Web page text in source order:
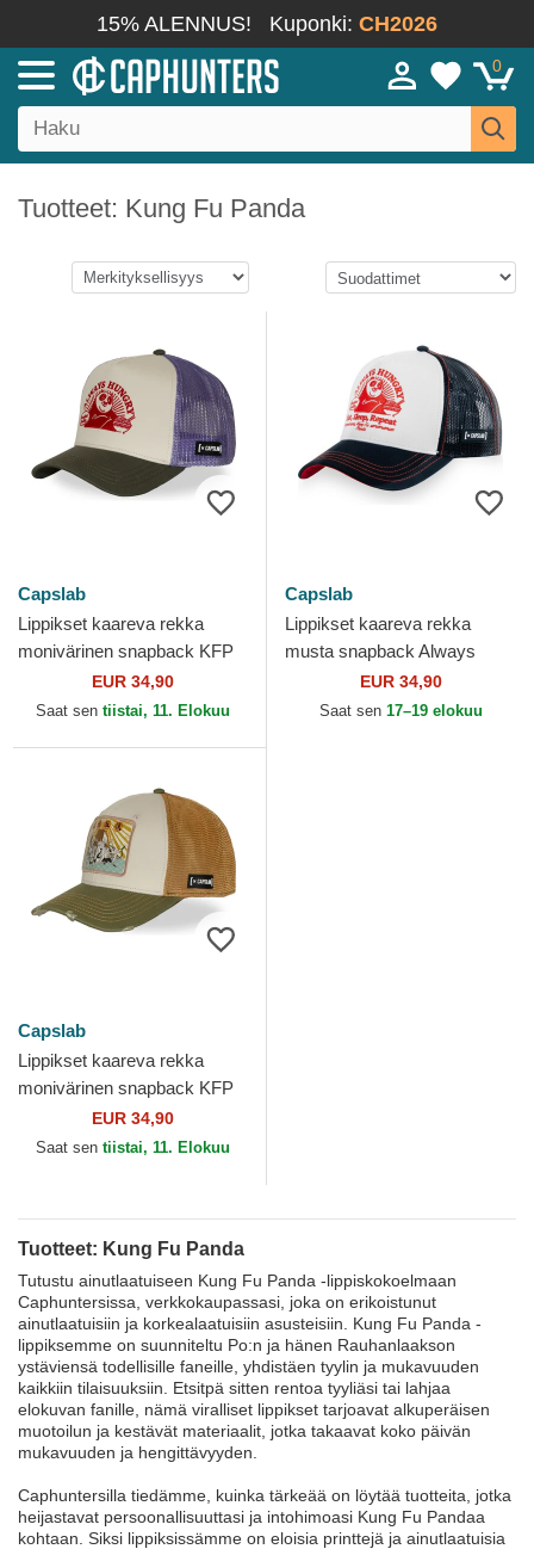
15% ALENNUS! Kuponki: CH2026
0
Tuotteet: Kung Fu Panda
Capslab
Lippikset kaareva rekka
monivärinen snapback KFP
FFU Po Kung Fu Panda
Capslab
EUR 34,90
Saat sen tiistai, 11. Elokuu
Capslab
Lippikset kaareva rekka
musta snapback Always
Hungry KFP TAKB Po Kung
Fu Panda Capslab
EUR 34,90
Saat sen 17–19 elokuu
Capslab
Lippikset kaareva rekka
monivärinen snapback KFP
DRA Kung Fu Panda
Capslab
EUR 34,90
Saat sen tiistai, 11. Elokuu
Tuotteet: Kung Fu Panda
Tutustu ainutlaatuiseen Kung Fu Panda -lippiskokoelmaan
Caphuntersissa, verkkokaupassasi, joka on erikoistunut
ainutlaatuisiin ja korkealaatuisiin asusteisiin. Kung Fu Panda -
lippiksemme on suunniteltu Po:n ja hänen Rauhanlaakson
ystäviensä todellisille faneille, yhdistäen tyylin ja mukavuuden
kaikkiin tilaisuuksiin. Etsitpä sitten rentoa tyyliäsi tai lahjaa
elokuvan fanille, nämä viralliset lippikset tarjoavat alkuperäisen
muotoilun ja kestävät materiaalit, jotka takaavat koko päivän
mukavuuden ja hengittävyyden.
Caphuntersilla tiedämme, kuinka tärkeää on löytää tuotteita, jotka
heijastavat persoonallisuuttasi ja intohimoasi Kung Fu Pandaa
kohtaan. Siksi lippiksissämme on eloisia printtejä ja ainutlaatuisia